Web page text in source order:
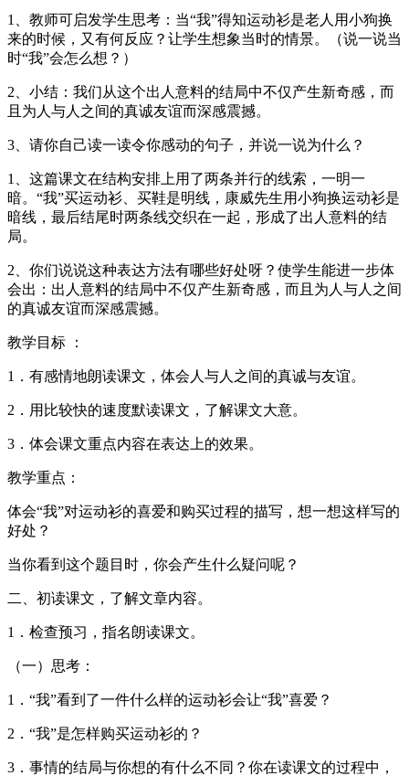
1、教师可启发学生思考：当“我”得知运动衫是老人用小狗换
来的时候，又有何反应？让学生想象当时的情景。（说一说当
时“我”会怎么想？）
2、小结：我们从这个出人意料的结局中不仅产生新奇感，而
且为人与人之间的真诚友谊而深感震撼。
3、请你自己读一读令你感动的句子，并说一说为什么？
1、这篇课文在结构安排上用了两条并行的线索，一明一
暗。“我”买运动衫、买鞋是明线，康威先生用小狗换运动衫是
暗线，最后结尾时两条线交织在一起，形成了出人意料的结
局。
2、你们说说这种表达方法有哪些好处呀？使学生能进一步体
会出：出人意料的结局中不仅产生新奇感，而且为人与人之间
的真诚友谊而深感震撼。
教学目标 ：
1．有感情地朗读课文，体会人与人之间的真诚与友谊。
2．用比较快的速度默读课文，了解课文大意。
3．体会课文重点内容在表达上的效果。
教学重点：
体会“我”对运动衫的喜爱和购买过程的描写，想一想这样写的
好处？
当你看到这个题目时，你会产生什么疑问呢？
二、初读课文，了解文章内容。
1．检查预习，指名朗读课文。
（一）思考：
1．“我”看到了一件什么样的运动衫会让“我”喜爱？
2．“我”是怎样购买运动衫的？
3．事情的结局与你想的有什么不同？你在读课文的过程中，